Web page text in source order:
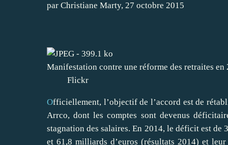
par Christiane Marty, 27 octobre 2015
Manifestation contre une réforme des retraites en
Flickr
Officiellement, l’objectif de l’accord est de
Arrco, dont les comptes sont devenus
stagnation des salaires. En 2014, le déficit est de
et 61,8 milliards d’euros (résultats 2014) et